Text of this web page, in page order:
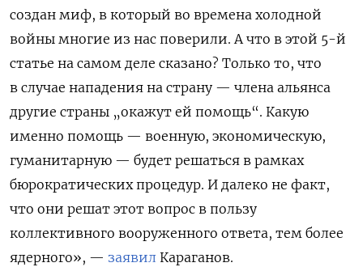
создан миф, в который во времена холодной
войны многие из нас поверили. А что в этой 5-й
статье на самом деле сказано? Только то, что
в случае нападения на страну — члена альянса
другие страны „окажут ей помощь“. Какую
именно помощь — военную, экономическую,
гуманитарную — будет решаться в рамках
бюрократических процедур. И далеко не факт,
что они решат этот вопрос в пользу
коллективного вооруженного ответа, тем более
ядерного», — заявил Караганов.